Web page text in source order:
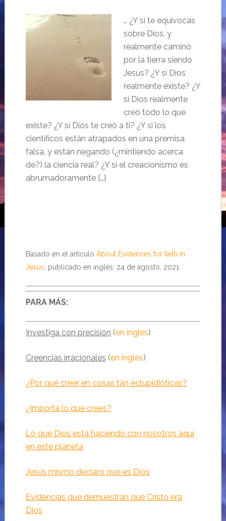
… ¿Y si te equivocas
sobre Dios, y
realmente caminó
por la tierra siendo
Jesús? ¿Y si Dios
realmente existe? ¿Y
si Dios realmente
creó todo lo que
existe? ¿Y si Dios te creó a ti? ¿Y si los
científicos están atrapados en una premisa
falsa, y están negando (¿mintiendo acerca
de?) la ciencia real? ¿Y si el creacionismo es
abrumadoramente […]
Basado en el artículo About Evidences for faith in
Jesus , publicado en inglés: 24 de agosto, 2021.
PARA MÁS:
Investiga con precisión (en ingles)
Creencias irracionales (en ingles)
¿Por qué creer en cosas tan estupidióticas?
¿Importa lo que crees?
Lo que Dios está haciendo con nosotros aquí
en este planeta
Jesús mismo declaró que es Dios
Evidencias que demuestran que Cristo era
Dios